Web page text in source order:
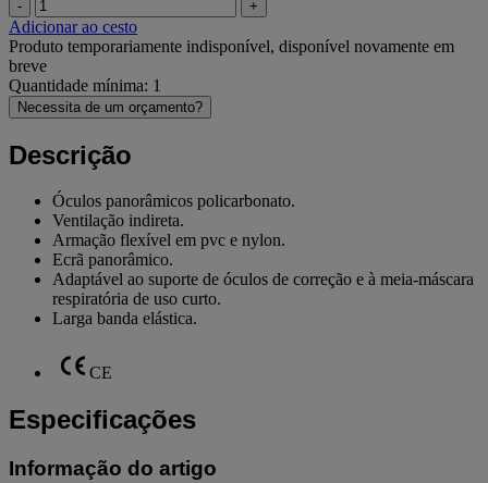
- +
Adicionar ao cesto
Produto temporariamente indisponível, disponível novamente em
breve
Quantidade mínima: 1
Necessita de um orçamento?
Descrição
Óculos panorâmicos policarbonato.
Ventilação indireta.
Armação flexível em pvc e nylon.
Ecrã panorâmico.
Adaptável ao suporte de óculos de correção e à meia-máscara
respiratória de uso curto.
Larga banda elástica.
CE
Especificações
Informação do artigo